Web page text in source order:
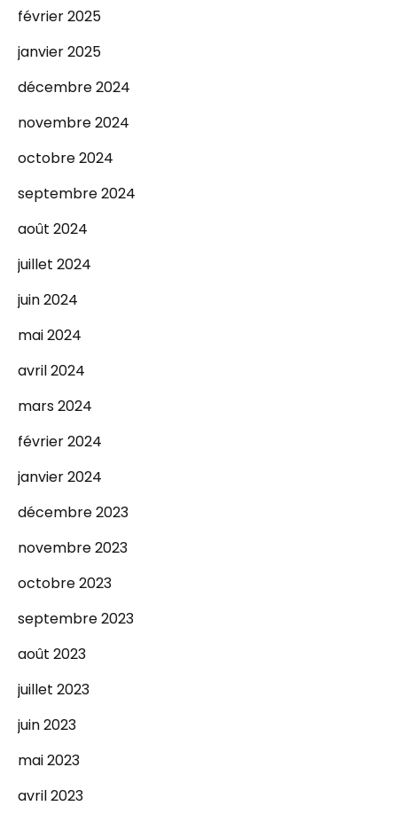
février 2025
janvier 2025
décembre 2024
novembre 2024
octobre 2024
septembre 2024
août 2024
juillet 2024
juin 2024
mai 2024
avril 2024
mars 2024
février 2024
janvier 2024
décembre 2023
novembre 2023
octobre 2023
septembre 2023
août 2023
juillet 2023
juin 2023
mai 2023
avril 2023